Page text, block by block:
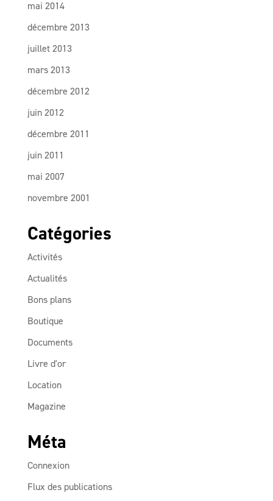
mai 2014
décembre 2013
juillet 2013
mars 2013
décembre 2012
juin 2012
décembre 2011
juin 2011
mai 2007
novembre 2001
Catégories
Activités
Actualités
Bons plans
Boutique
Documents
Livre d'or
Location
Magazine
Méta
Connexion
Flux des publications